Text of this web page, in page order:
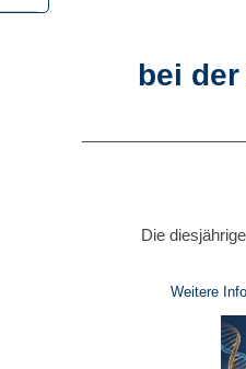
bei
Die
Weitere